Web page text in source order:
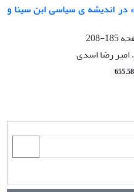
در اندیشه ی سیاسی ابن سینا و
185-208
امیر رضا اسدی